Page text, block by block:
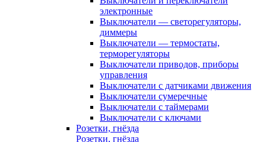
электронные
Выключатели — светорегуляторы,
диммеры
Выключатели — термостаты,
терморегуляторы
Выключатели приводов, приборы
управления
Выключатели с датчиками движения
Выключатели сумеречные
Выключатели с таймерами
Выключатели с ключами
Розетки, гнёзда
Розетки, гнёзда